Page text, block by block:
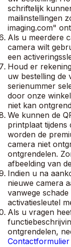
schriftelijk
mailinstellingen
imaging.com"
Als u meerdere
camera wilt
een
Houd er
uw bestelling de
serienummer
door onze
niet kan
We kunnen de
printplaat
worden de
camera niet
ontgrendelen.
afbeelding van
Indien u na
nieuwe camera
vanwege
activatiesleutel
Als u vragen
ontgrendelen,
Contactformulier